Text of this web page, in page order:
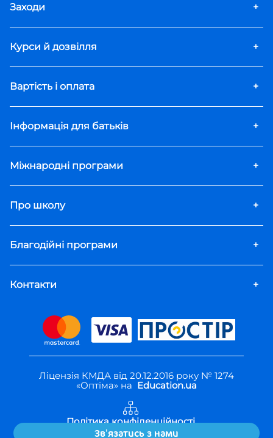
Заходи +
Курси й дозвілля +
Вартість і оплата +
Інформація для батьків +
Міжнародні програми +
Про школу +
Благодійні програми +
Контакти +
Ліцензія КМДА від 20.12.2016 року № 1274
«Оптіма» на Education.ua
Політика конфіденційності
Правила користування
Звʼязатись з нами